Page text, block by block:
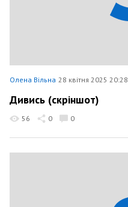
Олена Вільна 28 квітня 2025 20:28
Дивись (скріншот)
56 0 0